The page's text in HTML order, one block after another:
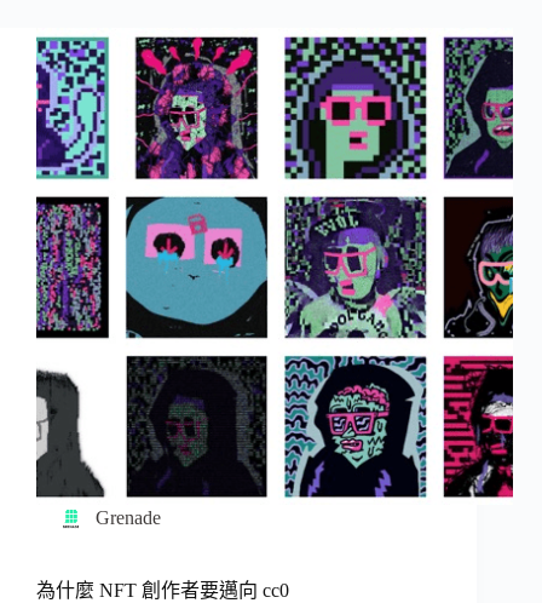
Grenade
為什麼 NFT 創作者要邁向 cc0